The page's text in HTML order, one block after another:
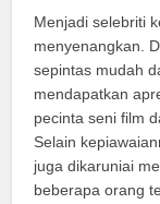
Menjadi selebriti
menyenangkan.
sepintas mudah
mendapatkan
pecinta seni film
Selain
juga dikaruniai
beberapa orang